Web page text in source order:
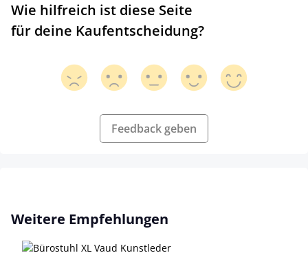
Wie hilfreich ist diese Seite
für deine Kaufentscheidung?
Feedback geben
Produktgalerie überspringen
Weitere Empfehlungen